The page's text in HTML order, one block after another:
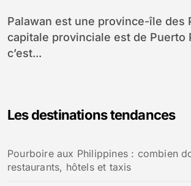
Palawan est une province-île des Philippines. La
capitale provinciale est de Puerto
c’est...
Les destinations tendances
Pourboire aux Philippines : combien
restaurants, hôtels et taxis